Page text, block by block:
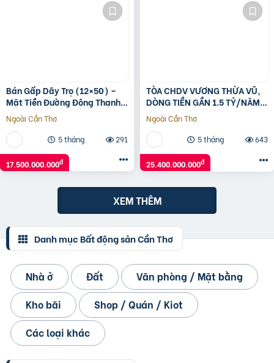
Bán Gấp Dãy Trọ (12×50) –
Mặt Tiền Đường Đông Thạnh,
Hóc Môn Giá Rẻ
Ngoài Cần Thơ
5 tháng
291
17.500.000.000đ
TÒA CHDV VƯƠNG THỪA VŨ,
DÒNG TIỀN GẦN 1.5 TỶ/NĂM,
PHÂN LÔ Ô TÔ, 87M x 7T, 25.4
TỶ
Ngoài Cần Thơ
5 tháng
643
25.400.000.000đ
XEM THÊM
Danh mục Bất động sản Cần Thơ
Nhà ở Đất
Văn phòng / Mặt bằng
Kho bãi
Shop / Quán / Kiot
Các loại khác